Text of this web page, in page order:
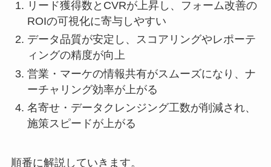
リード獲得数とCVRが上昇し、フォーム改善の
ROIの可視化に寄与しやすい
データ品質が安定し、スコアリングやレポーテ
ィングの精度が向上
営業・マーケの情報共有がスムーズになり、ナ
ーチャリング効率が上がる
名寄せ・データクレンジング工数が削減され、
施策スピードが上がる
順番に解説していきます。